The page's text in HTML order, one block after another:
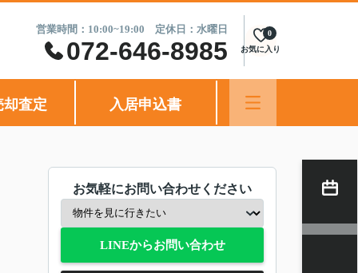
営業時間：10:00~19:00 定休日：水曜日
072-646-8985 お気に入り
0
却査定 入居申込書
お気軽にお問い合わせください
LINEからお問い合わせ